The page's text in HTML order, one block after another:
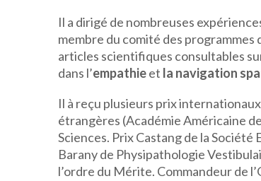
Il a dirigé de nombreuses
membre du comité des programmes
articles scientifiques consultables
dans l’empathieet la navigation
Il à reçu plusieurs prix
étrangères (Académie Américaine
Sciences. Prix Castang de la
Barany de Physipathologie
l’ordre du Mérite. Commandeur de